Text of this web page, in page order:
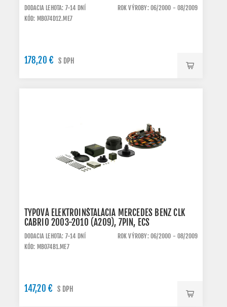
DODACIA LEHOTA: 7-14 DNÍ
ROK VÝROBY: 06/2000 - 08/2009
KÓD: MB074D12.ME7
178,20 € S DPH
TYPOVÁ ELEKTROINŠTALÁCIA MERCEDES BENZ CLK
CABRIO 2003-2010 (A209), 7PIN, ECS
DODACIA LEHOTA: 7-14 DNÍ
ROK VÝROBY: 06/2000 - 08/2009
KÓD: MB074B1.ME7
147,20 € S DPH